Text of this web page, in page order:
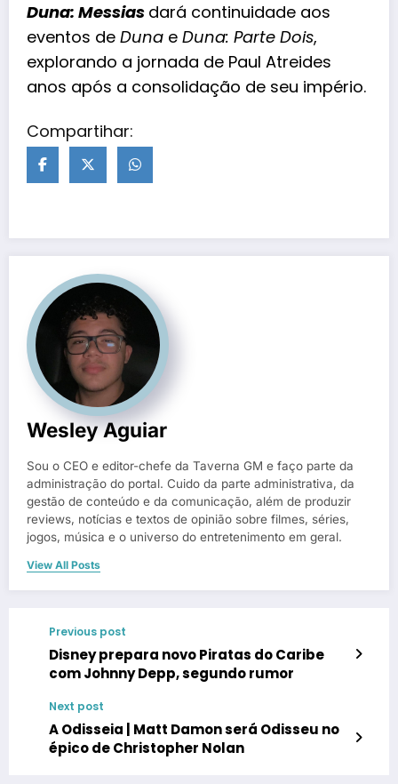
Duna: Messias dará continuidade aos
eventos de Duna e Duna: Parte Dois,
explorando a jornada de Paul Atreides
anos após a consolidação de seu império.
Compartihar:
Wesley Aguiar
Sou o CEO e editor-chefe da Taverna GM e faço parte da
administração do portal. Cuido da parte administrativa, da
gestão de conteúdo e da comunicação, além de produzir
reviews, notícias e textos de opinião sobre filmes, séries,
jogos, música e o universo do entretenimento em geral.
View All Posts
Previous post
Disney prepara novo Piratas do Caribe
com Johnny Depp, segundo rumor
Next post
A Odisseia | Matt Damon será Odisseu no
épico de Christopher Nolan